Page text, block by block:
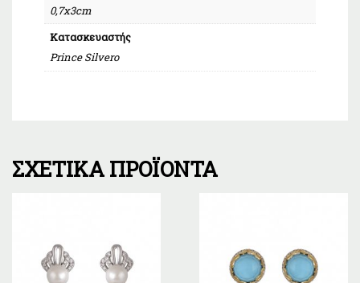
0,7x3cm
Κατασκευαστής
Prince Silvero
ΣΧΕΤΙΚΆ ΠΡΟΪΌΝΤΑ